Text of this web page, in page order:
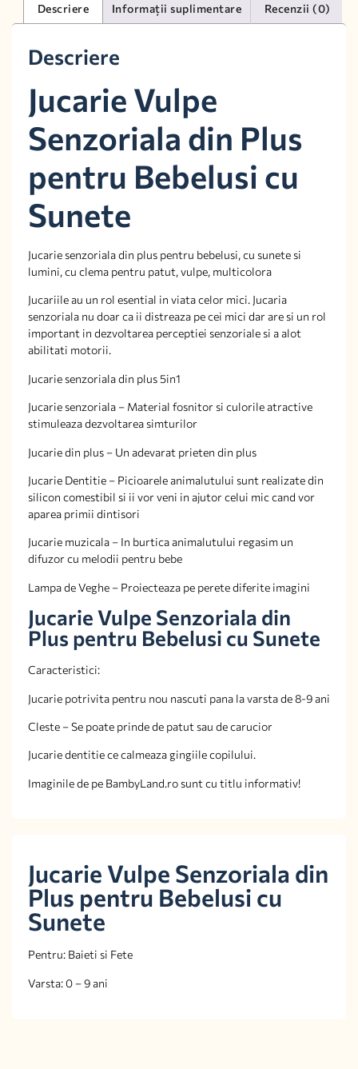
Descriere Informații suplimentare Recenzii (0)
Descriere
Jucarie Vulpe
Senzoriala din Plus
pentru Bebelusi cu
Sunete
Jucarie senzoriala din plus pentru bebelusi, cu sunete si
lumini, cu clema pentru patut, vulpe, multicolora
Jucariile au un rol esential in viata celor mici. Jucaria
senzoriala nu doar ca ii distreaza pe cei mici dar are si un rol
important in dezvoltarea perceptiei senzoriale si a alot
abilitati motorii.
Jucarie senzoriala din plus 5in1
Jucarie senzoriala – Material fosnitor si culorile atractive
stimuleaza dezvoltarea simturilor
Jucarie din plus – Un adevarat prieten din plus
Jucarie Dentitie – Picioarele animalutului sunt realizate din
silicon comestibil si ii vor veni in ajutor celui mic cand vor
aparea primii dintisori
Jucarie muzicala – In burtica animalutului regasim un
difuzor cu melodii pentru bebe
Lampa de Veghe – Proiecteaza pe perete diferite imagini
Jucarie Vulpe Senzoriala din
Plus pentru Bebelusi cu Sunete
Caracteristici:
Jucarie potrivita pentru nou nascuti pana la varsta de 8-9 ani
Cleste – Se poate prinde de patut sau de carucior
Jucarie dentitie ce calmeaza gingiile copilului.
Imaginile de pe BambyLand.ro sunt cu titlu informativ!
Jucarie Vulpe Senzoriala din
Plus pentru Bebelusi cu
Sunete
Pentru: Baieti si Fete
Varsta: 0 – 9 ani